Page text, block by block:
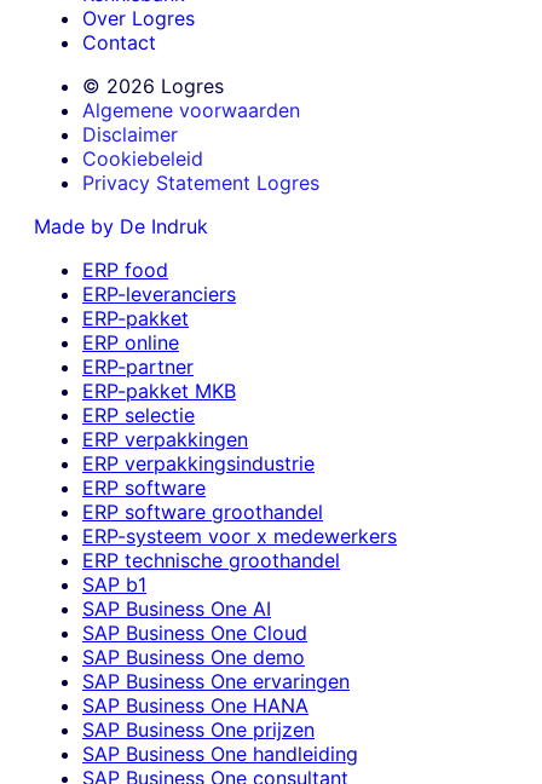
Over Logres
Contact
© 2026 Logres
Algemene voorwaarden
Disclaimer
Cookiebeleid
Privacy Statement Logres
Made by De Indruk
ERP food
ERP-leveranciers
ERP-pakket
ERP online
ERP-partner
ERP-pakket MKB
ERP selectie
ERP verpakkingen
ERP verpakkingsindustrie
ERP software
ERP software groothandel
ERP-systeem voor x medewerkers
ERP technische groothandel
SAP b1
SAP Business One AI
SAP Business One Cloud
SAP Business One demo
SAP Business One ervaringen
SAP Business One HANA
SAP Business One prijzen
SAP Business One handleiding
SAP Business One consultant